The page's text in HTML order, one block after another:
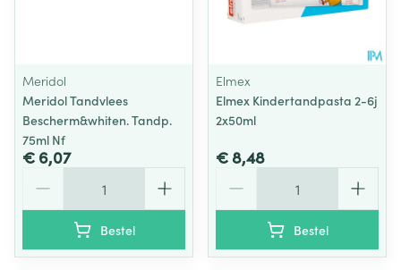
Meridol
Meridol Tandvlees
Bescherm&whiten. Tandp.
75ml Nf
€ 6,07
Bestel
Elmex
Elmex Kindertandpasta 2-6j
2x50ml
€ 8,48
Bestel